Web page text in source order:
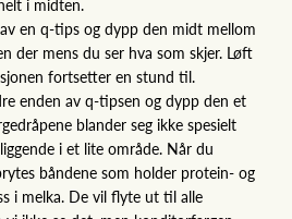
en q-tips og dypp den midt mellom
der mens du ser hva som skjer. Løft
fortsetter en stund til.
enden av q-tipsen og dypp den et
blander seg ikke spesielt
i et lite område. Når du
båndene som holder protein- og
i melka. De vil flyte ut til alle